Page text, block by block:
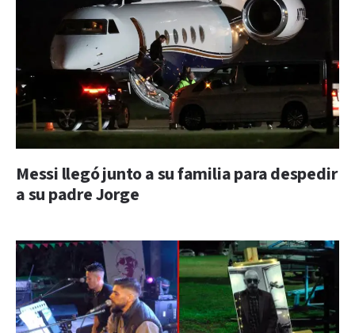
Messi llegó junto a su familia para despedir
a su padre Jorge